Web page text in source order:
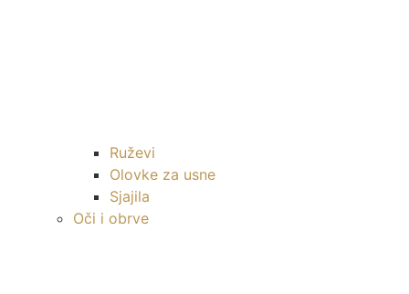
Ruževi
Olovke za usne
Sjajila
Oči i obrve